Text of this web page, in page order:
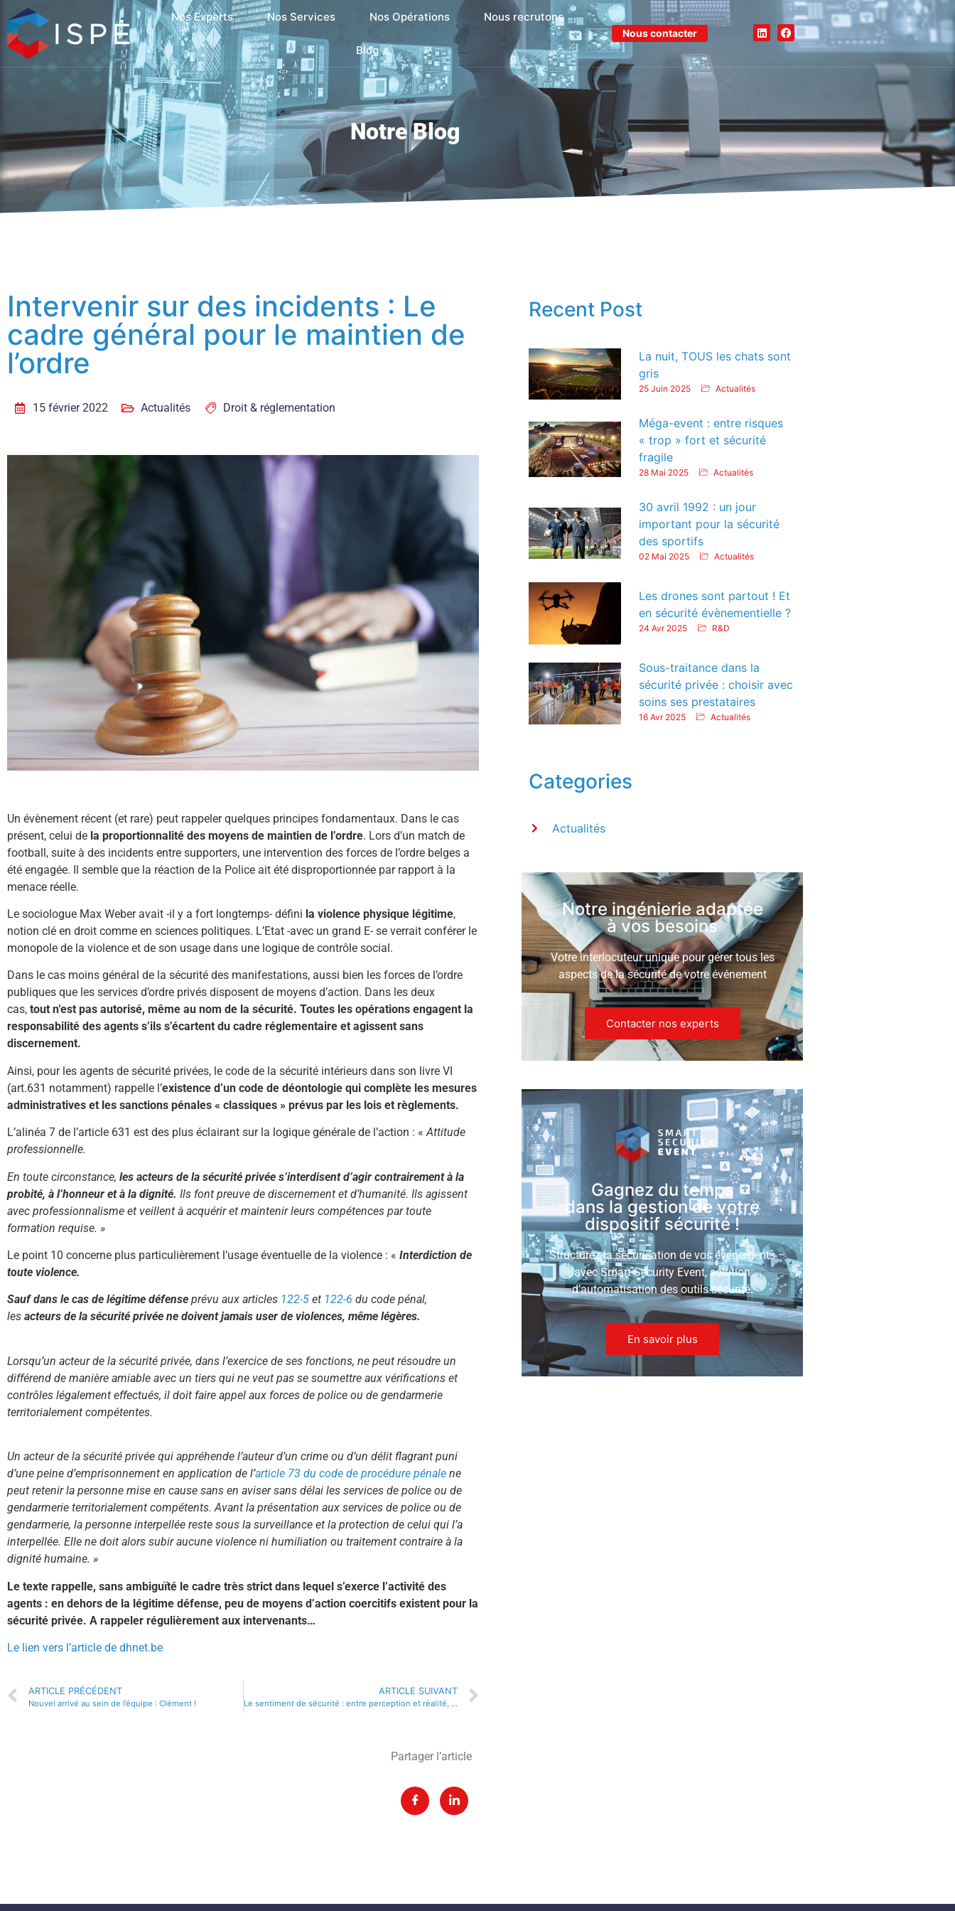
Nos Experts Nos Services Nos Opérations Nous recrutons
Blog
Nous contacter
Notre Blog
Intervenir sur des incidents : Le
cadre général pour le maintien de
l’ordre
15 février 2022 Actualités Droit & réglementation
Un évènement récent (et rare) peut rappeler quelques principes fondamentaux. Dans le cas
présent, celui de la proportionnalité des moyens de maintien de l’ordre. Lors d’un match de
football, suite à des incidents entre supporters, une intervention des forces de l’ordre belges a
été engagée. Il semble que la réaction de la Police ait été disproportionnée par rapport à la
menace réelle.
Le sociologue Max Weber avait -il y a fort longtemps- défini la violence physique légitime,
notion clé en droit comme en sciences politiques. L’Etat -avec un grand E- se verrait conférer le
monopole de la violence et de son usage dans une logique de contrôle social.
Dans le cas moins général de la sécurité des manifestations, aussi bien les forces de l’ordre
publiques que les services d’ordre privés disposent de moyens d’action. Dans les deux
cas, tout n’est pas autorisé, même au nom de la sécurité. Toutes les opérations engagent la
responsabilité des agents s’ils s’écartent du cadre réglementaire et agissent sans
discernement.
Ainsi, pour les agents de sécurité privées, le code de la sécurité intérieurs dans son livre VI
(art.631 notamment) rappelle l’existence d’un code de déontologie qui complète les mesures
administratives et les sanctions pénales « classiques » prévus par les lois et règlements.
L’alinéa 7 de l’article 631 est des plus éclairant sur la logique générale de l’action : «Attitude
professionnelle.
En toute circonstance, les acteurs de la sécurité privée s’interdisent d’agir contrairement à la
probité, à l’honneur et à la dignité. Ils font preuve de discernement et d’humanité. Ils agissent
avec professionnalisme et veillent à acquérir et maintenir leurs compétences par toute
formation requise. »
Le point 10 concerne plus particulièrement l’usage éventuelle de la violence : « Interdiction de
toute violence.
Sauf dans le cas de légitime défense prévu aux articles 122-5 et 122-6 du code pénal,
les acteurs de la sécurité privée ne doivent jamais user de violences, même légères.
Lorsqu’un acteur de la sécurité privée, dans l’exercice de ses fonctions, ne peut résoudre un
différend de manière amiable avec un tiers qui ne veut pas se soumettre aux vérifications et
contrôles légalement effectués, il doit faire appel aux forces de police ou de gendarmerie
territorialement compétentes.
Un acteur de la sécurité privée qui appréhende l’auteur d’un crime ou d’un délit flagrant puni
d’une peine d’emprisonnement en application de l’article 73 du code de procédure pénale ne
peut retenir la personne mise en cause sans en aviser sans délai les services de police ou de
gendarmerie territorialement compétents. Avant la présentation aux services de police ou de
gendarmerie, la personne interpellée reste sous la surveillance et la protection de celui qui l’a
interpellée. Elle ne doit alors subir aucune violence ni humiliation ou traitement contraire à la
dignité humaine. »
Le texte rappelle, sans ambiguïté le cadre très strict dans lequel s’exerce l’activité des
agents : en dehors de la légitime défense, peu de moyens d’action coercitifs existent pour la
sécurité privée. A rappeler régulièrement aux intervenants…
Le lien vers l’article de dhnet.be
ARTICLE PRÉCÉDENT
Nouvel arrivé au sein de l’équipe : Clément !
ARTICLE SUIVANT
Le sentiment de sécurité : entre perception et réalité, ce qui compte aussi c’est ce qui est visible
Partager l’article
Recent Post
La nuit, TOUS les chats sont
gris
25 Juin 2025 Actualités
Méga-event : entre risques
« trop » fort et sécurité
fragile
28 Mai 2025 Actualités
30 avril 1992 : un jour
important pour la sécurité
des sportifs
02 Mai 2025 Actualités
Les drones sont partout ! Et
en sécurité évènementielle ?
24 Avr 2025 R&D
Sous-traitance dans la
sécurité privée : choisir avec
soins ses prestataires
16 Avr 2025 Actualités
Categories
Actualités
Notre ingénierie adaptée
à vos besoins
Votre interlocuteur unique pour gérer tous les
aspects de la sécurité de votre événement
Contacter nos experts
Gagnez du temps
dans la gestion de votre
dispositif sécurité !
Structurez la sécurisation de vos événements
avec Smart Security Event, solution
d’automatisation des outils sécurité.
En savoir plus